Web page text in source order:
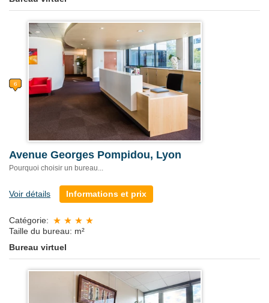
Avenue Georges Pompidou, Lyon
Pourquoi choisir un bureau...
Voir détails Informations et prix
Catégorie:
Taille du bureau: m²
Bureau virtuel